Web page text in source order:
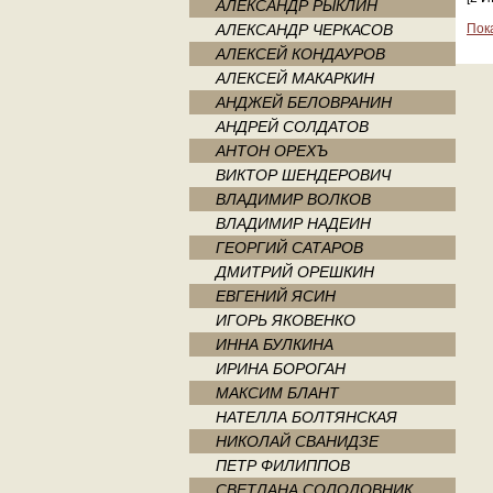
АЛЕКСАНДР РЫКЛИН
АЛЕКСАНДР ЧЕРКАСОВ
АЛЕКСЕЙ КОНДАУРОВ
АЛЕКСЕЙ МАКАРКИН
АНДЖЕЙ БЕЛОВРАНИН
АНДРЕЙ СОЛДАТОВ
АНТОН ОРЕХЪ
ВИКТОР ШЕНДЕРОВИЧ
ВЛАДИМИР ВОЛКОВ
ВЛАДИМИР НАДЕИН
ГЕОРГИЙ САТАРОВ
ДМИТРИЙ ОРЕШКИН
ЕВГЕНИЙ ЯСИН
ИГОРЬ ЯКОВЕНКО
ИННА БУЛКИНА
ИРИНА БОРОГАН
МАКСИМ БЛАНТ
НАТЕЛЛА БОЛТЯНСКАЯ
НИКОЛАЙ СВАНИДЗЕ
ПЕТР ФИЛИППОВ